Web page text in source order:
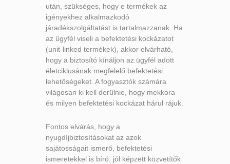
után, szükséges, hogy e termékek az
igényekhez alkalmazkodó
járadékszolgáltatást is tartalmazzanak. Ha
az ügyfél viseli a befektetési kockázatot
(unit-linked termékek), akkor elvárható,
hogy a biztosító kínáljon az ügyfél adott
életciklusának megfelelő befektetési
lehetőségeket. A fogyasztók számára
világosan ki kell derülnie, hogy mekkora
és milyen befektetési kockázat hárul rájuk.
Fontos elvárás, hogy a
nyugdíjbiztosításokat az azok
sajátosságait ismerő, befektetési
ismeretekkel is bíró, jól képzett közvetítők